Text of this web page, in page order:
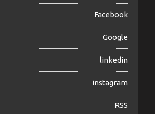
Facebook
Google
linkedin
instagram
RSS